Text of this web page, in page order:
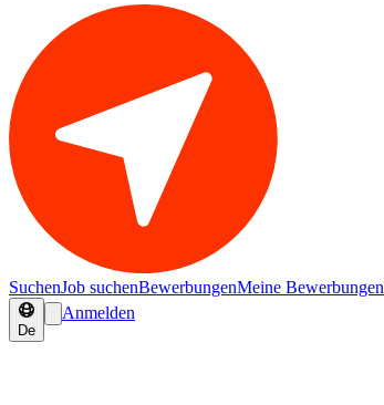
SuchenJob suchenBewerbungenMeine Bewerbungen
De
Anmelden